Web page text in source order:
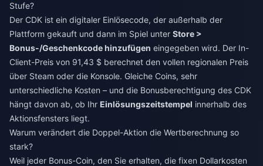
Stufe?
Der CDK ist ein digitaler Einlösecode, der außerhalb der
Plattform gekauft und dann im Spiel unter Store >
Bonus-/Geschenkcode hinzufügen eingegeben wird. Der In-
Client-Preis von 91,43 $ berechnet den vollen regionalen Preis
über Steam oder die Konsole. Gleiche Coins, sehr
unterschiedliche Kosten – und die Bonusberechtigung des CDK
hängt davon ab, ob Ihr Einlösungszeitstempel innerhalb des
Aktionsfensters liegt.
Warum verändert die Doppel-Aktion die Wertberechnung so
stark?
Weil jeder Bonus-Coin, den Sie erhalten, die fixen Dollarkosten